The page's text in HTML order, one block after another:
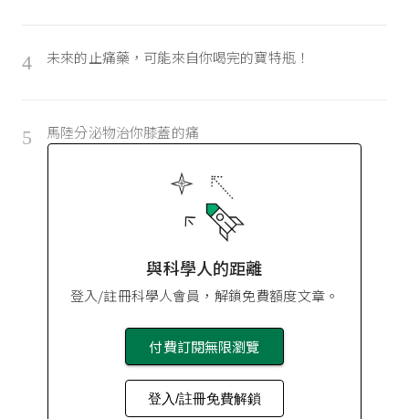
4 未來的止痛藥，可能來自你喝完的寶特瓶！
5 馬陸分泌物治你膝蓋的痛
與科學人的距離
登入/註冊科學人會員，解鎖免費額度文章。
付費訂閱無限瀏覽
登入/註冊免費解鎖